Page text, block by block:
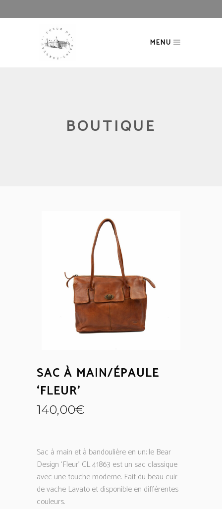
MENU
BOUTIQUE
SAC À MAIN/ÉPAULE
‘FLEUR’
140,00€
Sac à main et à bandoulière en un; le Bear
Design ‘Fleur’ ​​​​CL 41863 est un sac classique
avec une touche moderne. Fait du beau cuir
de vache Lavato et disponible en différentes
couleurs.